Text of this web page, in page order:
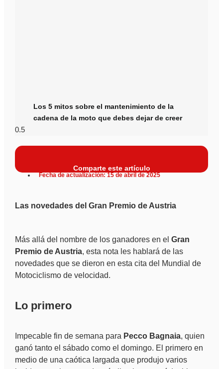
Los 5 mitos sobre el mantenimiento de la
cadena de la moto que debes dejar de creer
Comparte este artículo
Fecha de actualización: 15 de abril de 2025
Las novedades del Gran Premio de Austria
Más allá del nombre de los ganadores en el Gran
Premio de Austria, esta nota les hablará de las
novedades que se dieron en esta cita del Mundial de
Motociclismo de velocidad.
Lo primero
Impecable fin de semana para Pecco Bagnaia, quien
ganó tanto el sábado como el domingo. El primero en
medio de una caótica largada que produjo varios